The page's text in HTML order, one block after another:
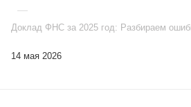
—
Доклад ФНС за 2025 год: Разбираем
14 мая 2026